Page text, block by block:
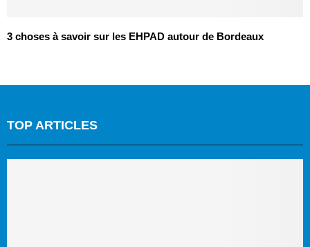
3 choses à savoir sur les EHPAD autour de Bordeaux
TOP ARTICLES